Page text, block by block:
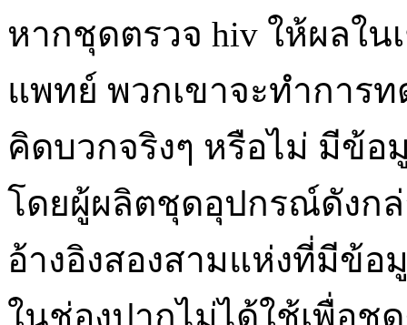
หากชุดตรวจ hiv ให้ผลใ
แพทย์ พวกเขาจะทำการ
คิดบวกจริงๆ หรือไม่ มีข้
โดยผู้ผลิตชุดอุปกรณ์ดังกล่
อ้างอิงสองสามแห่งที่มีข้อ
ในช่องปากไม่ได้ใช้เพื่อชุ